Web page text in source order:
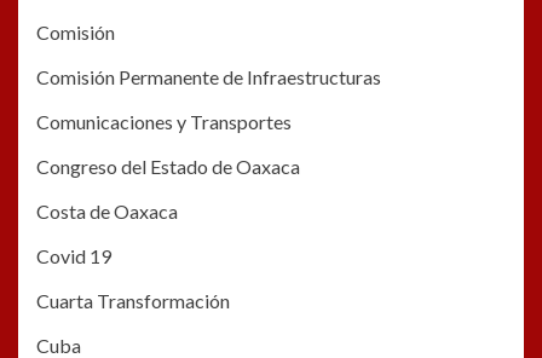
Comisión
Comisión Permanente de Infraestructuras
Comunicaciones y Transportes
Congreso del Estado de Oaxaca
Costa de Oaxaca
Covid 19
Cuarta Transformación
Cuba